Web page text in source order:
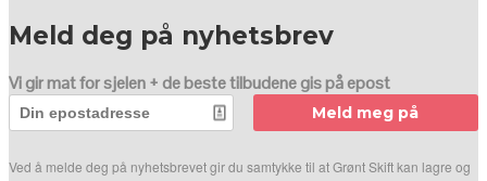
Meld deg på nyhetsbrev
Vi gir mat for sjelen + de beste tilbudene gis på epost
Meld meg på
Ved å melde deg på nyhetsbrevet gir du samtykke til at Grønt Skift kan lagre og